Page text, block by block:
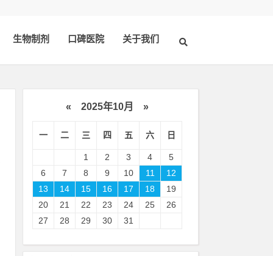
生物制剂 口碑医院 关于我们
« 2025年10月 »
一 二 三 四 五 六 日
1 2 3 4
5
6
7 8 9 10 11
12
13
14 15 16 17 18
19
20
21 22 23 24 25
26
27
28 29 30 31